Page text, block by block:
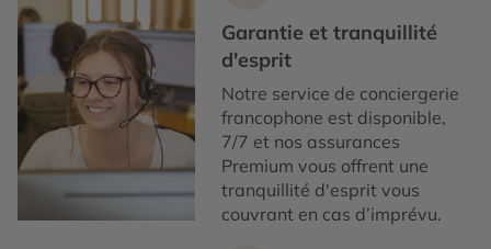
Garantie et tranquillité
d'esprit
Notre service de conciergerie
francophone est disponible,
7/7 et nos assurances
Premium vous offrent une
tranquillité d'esprit vous
couvrant en cas d’imprévu.